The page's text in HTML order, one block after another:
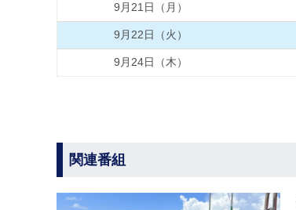
9月21日（月）
9月22日（火）
9月24日（木）
関連番組